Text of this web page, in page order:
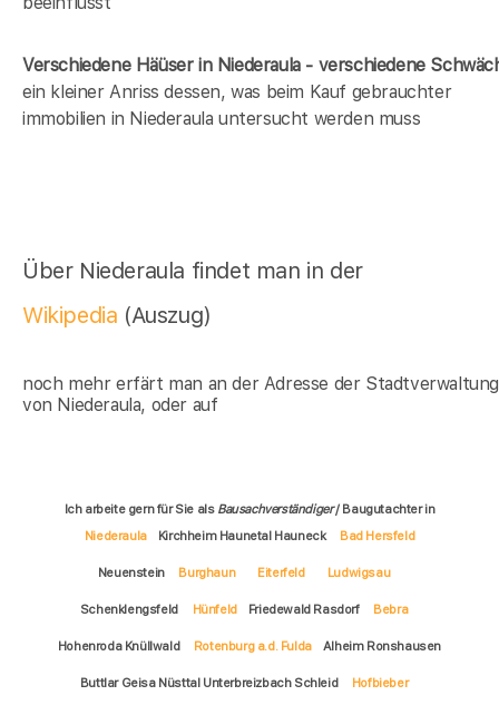
Verschiedene Häüser in Niederaula - verschiedene
ein kleiner Anriss dessen, was beim Kauf gebrauchter
immobilien in Niederaula untersucht werden muss
Über Niederaula findet man in der
Wikipedia (Auszug)
noch mehr erfärt man an der Adresse der Stadtverwaltung
von Niederaula, oder auf
Ich arbeite gern für Sie als Bausachverständiger/ Baugutachter in
Niederaula
Kirchheim Haunetal Hauneck Bad Hersfeld
Neuenstein Burghaun Eiterfeld Ludwigsau
Schenklengsfeld Hünfeld Friedewald Rasdorf Bebra
Hohenroda Knüllwald Rotenburg a.d. Fulda Alheim Ronshausen
Buttlar Geisa Nüsttal Unterbreizbach Schleid Hofbieber